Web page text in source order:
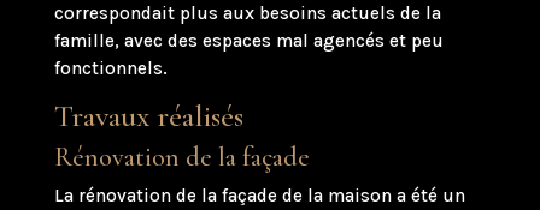
correspondait plus aux besoins actuels de la
famille, avec des espaces mal agencés et peu
fonctionnels.
Travaux réalisés
Rénovation de la façade
La rénovation de la façade de la maison a été un